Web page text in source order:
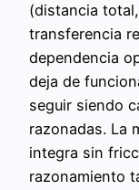
(distancia
transferencia
dependencia
deja de
seguir siendo
razonadas. La
integra sin
razonamiento